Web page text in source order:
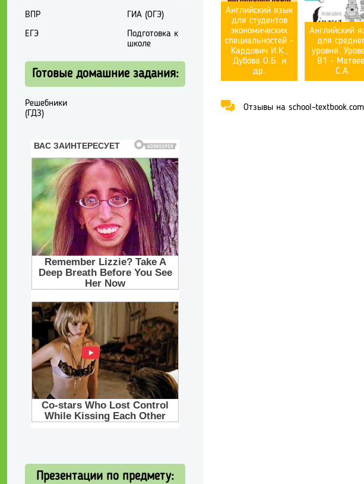
Английский язык
для студентов
экономических
специальностей -
Кардович И.К.,
Дубова О.Б. и
др.
Английский
для
уровня.
В1 -
С.А.
Отзывы на school-
ВПР
ЕГЭ
ГИА (ОГЭ)
Подготовка к
школе
Готовые домашние задания:
Решебники
(ГДЗ)
Презентации по предмету: